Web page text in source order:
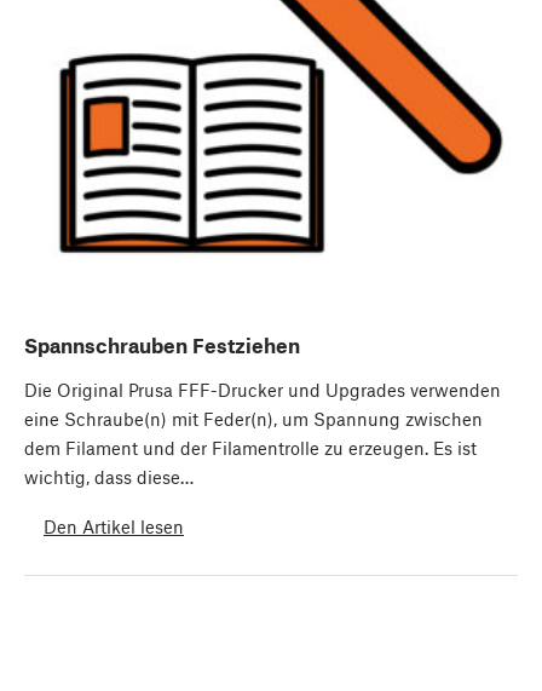
Spannschrauben Festziehen
Die Original Prusa FFF-Drucker und Upgrades verwenden
eine Schraube(n) mit Feder(n), um Spannung zwischen
dem Filament und der Filamentrolle zu erzeugen. Es ist
wichtig, dass diese…
Den Artikel lesen